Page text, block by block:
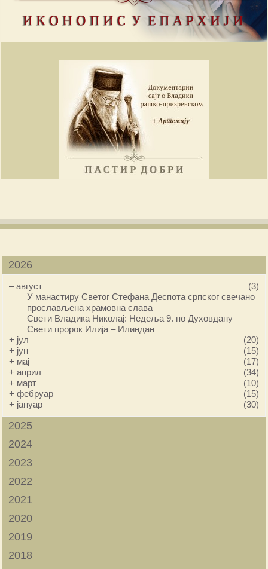
2026
–август
(3)
У манастиру Светог Стефана Деспота српског свечано
прослављена храмовна слава
Свети Владика Николај: Недеља 9. по Духовдану
Свети пророк Илија – Илиндан
+ јул
(20)
+ јун
(15)
+ мај
(17)
+април
(34)
+ март
(10)
+фебруар
(15)
+ јануар (30)
2025
2024
2023
2022
2021
2020
2019
2018